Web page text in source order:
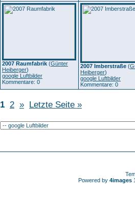
2007 Raumfabrik (Günter
Heiberger)
google Luftbilder
Kommentare: 0
2007 Imberstraße (
Heiberger)
google Luftbilder
Kommentare: 0
1 2 » Letzte Seite »
Powered by 4images